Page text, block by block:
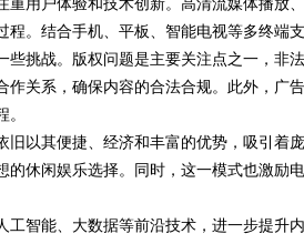
重用户体验和技术创新。高清流媒体播放
程。结合手机、平板、智能电视等多终端
些挑战。版权问题是主要关注点之一，非
作关系，确保内容的合法合规。此外，广
旧以其便捷、经济和丰富的优势，吸引着
的休闲娱乐选择。同时，这一模式也激励
工智能、大数据等前沿技术，进一步提升